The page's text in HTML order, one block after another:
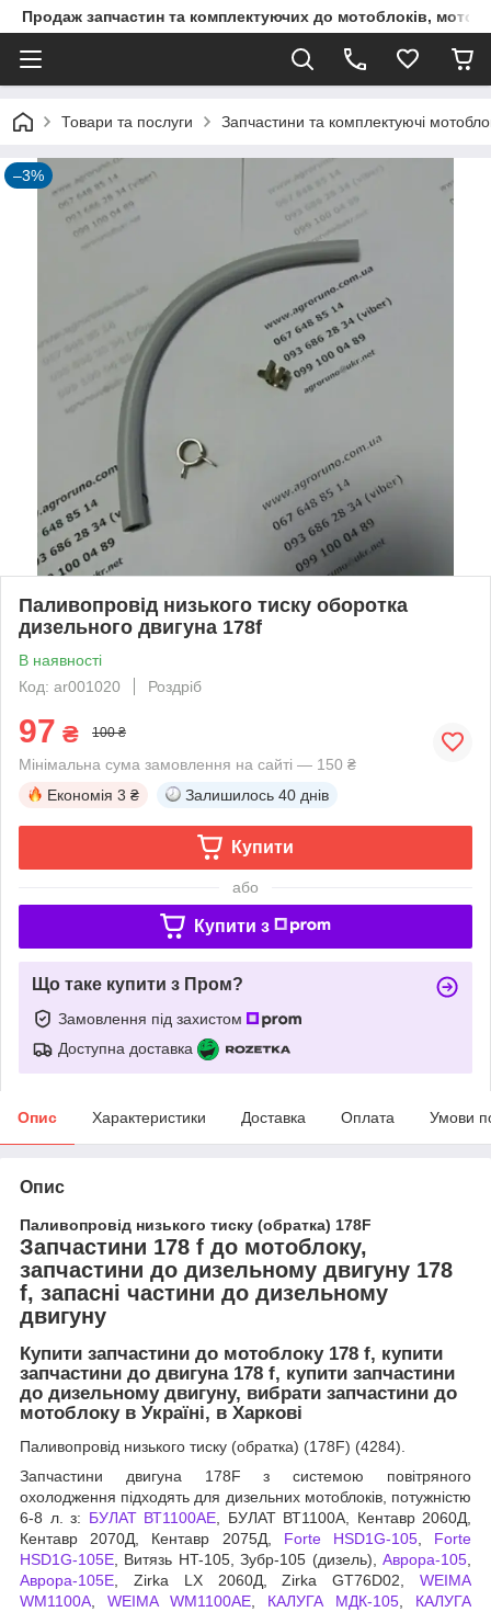
Продаж запчастин та комплектуючих до мотоблоків,
Товари та послуги Запчастини та комплектуючі
–3%
Паливопровід низького тиску оборотка
дизельного двигуна 178f
В наявності
Код: ar001020
Роздріб
97 ₴ 100 ₴
Мінімальна сума замовлення на сайті — 150 ₴
Економія 3 ₴ Залишилось 40 днів
Купити
або
Купити з
Що таке купити з Пром?
Замовлення під захистом
Доступна доставка
Опис Характеристики Доставка Оплата Умови
Опис
Паливопровід низького тиску (обратка) 178F
Запчастини 178 f до мотоблоку,
запчастини до дизельному двигуну 178
f, запасні частини до дизельному
двигуну
Купити запчастини до мотоблоку 178 f, купити
запчастини до двигуна 178 f, купити запчастини
до дизельному двигуну, вибрати запчастини до
мотоблоку в Україні, в Харкові
Паливопровід низького тиску (обратка) (178F) (4284).
Запчастини двигуна 178F з системою повітряного
охолодження підходять для дизельних мотоблоків, потужністю
6-8 л. з: БУЛАТ ВТ1100АЕ, БУЛАТ ВТ1100А, Кентавр 2060Д,
Кентавр 2070Д, Кентавр 2075Д, Forte HSD1G-105, Forte
HSD1G-105Е, Витязь HT-105, Зубр-105 (дизель), Аврора-105,
Аврора-105Е, Zirka LX 2060Д, Zirka GT76D02, WEIMA
WM1100A, WEIMA WM1100AЕ, КАЛУГА МДК-105, КАЛУГА